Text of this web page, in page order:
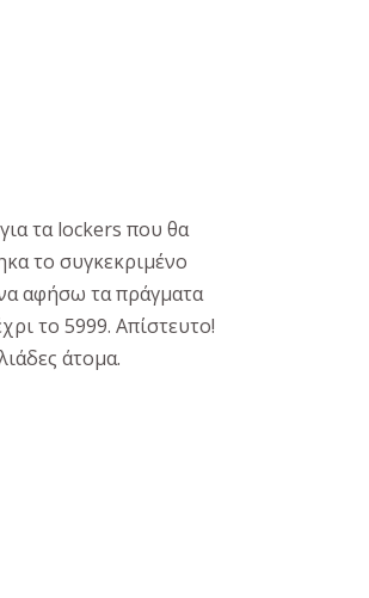
τα lockers που θα
το συγκεκριμένο
αφήσω τα πράγματα
το 5999. Απίστευτο!
άτομα.